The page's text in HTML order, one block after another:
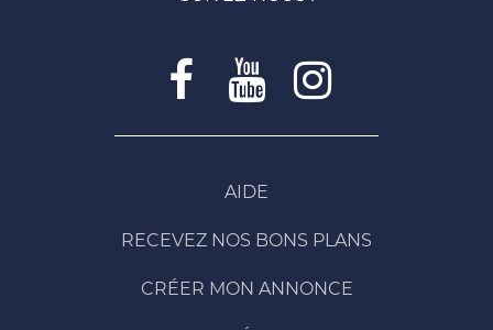
AIDE
RECEVEZ NOS BONS PLANS
CRÉER MON ANNONCE